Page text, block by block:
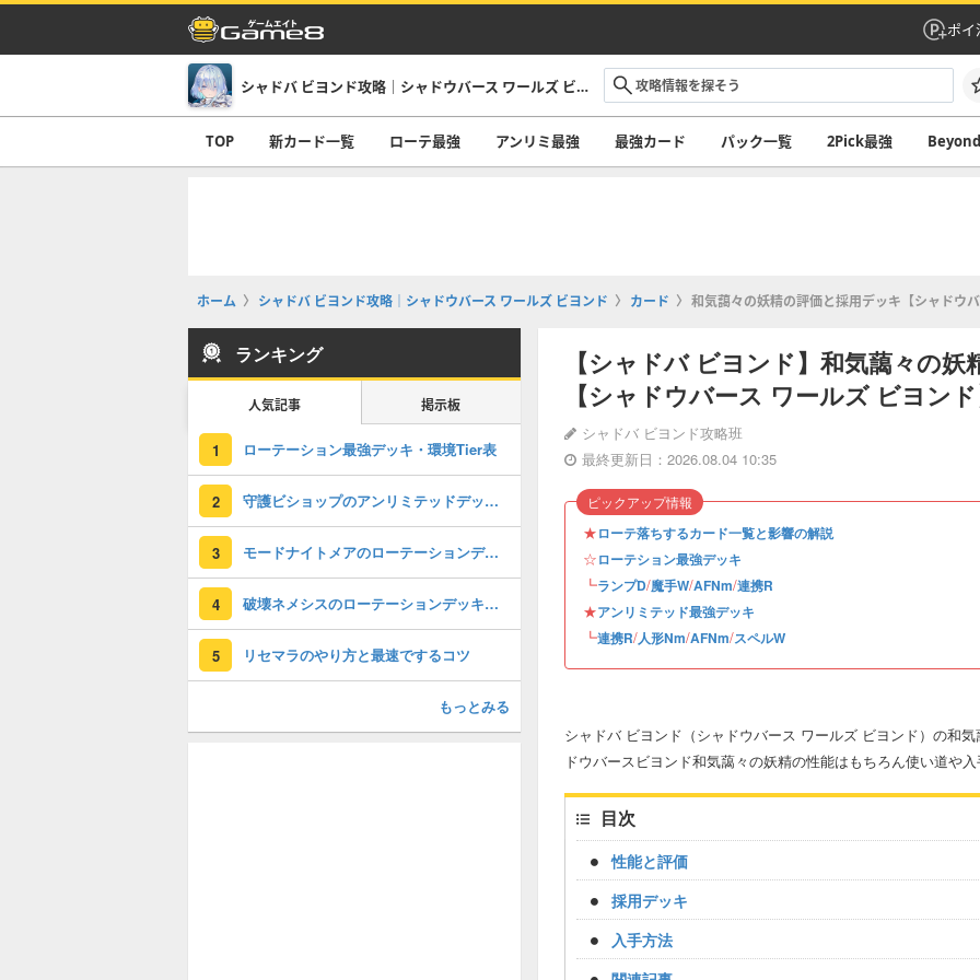
ポイ
シャドバ ビヨンド攻略｜シャドウバース ワールズ ビヨンド
TOP 新カード一覧 ローテ最強 アンリミ最強 最強カード パック一覧 2Pick最強
ホーム シャドバ ビヨンド攻略｜シャドウバース ワールズ ビヨンド カード 和気藹々の妖精の評価と採用デッキ【シャドウ
【シャドバ ビヨンド】和気藹々の
【シャドウバース ワールズ ビヨン
シャドバ ビヨンド攻略班
最終更新日：2026.08.04 10:35
★ローテ落ちするカード一覧と影響の解説
☆ローテション最強デッキ
┗ランプD/魔手W/AFNm/連携R
★アンリミテッド最強デッキ
┗連携R/人形Nm/AFNm/スペルW
ピックアップ情報
シャドバ ビヨンド（シャドウバース ワールズ ビヨンド）の和
ドウバースビヨンド和気藹々の妖精の性能はもちろん使い道や
目次
性能と評価
採用デッキ
入手方法
ランキング
人気記事 掲示板
1 ローテーション最強デッキ・環境Tier表
2 守護ビショップのアンリミテッドデッキレシピと立ち回り・マリガン
3 モードナイトメアのローテーションデッキレシピと立ち回り
4 破壊ネメシスのローテーションデッキレシピと立ち回り・対策
5 リセマラのやり方と最速でするコツ
もっとみる